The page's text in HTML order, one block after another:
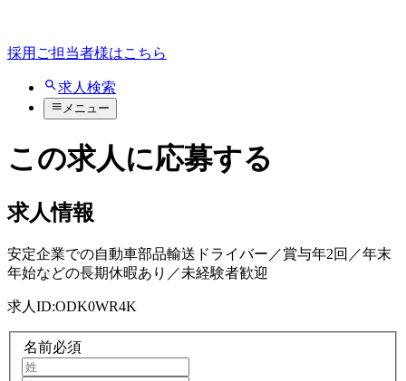
採用ご担当者様はこちら
求人検索
メニュー
この求人に応募する
求人情報
安定企業での自動車部品輸送ドライバー／賞与年2回／年末
年始などの長期休暇あり／未経験者歓迎
求人ID:ODK0WR4K
名前必須